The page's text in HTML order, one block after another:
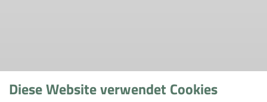
Diese Website verwendet Cookies